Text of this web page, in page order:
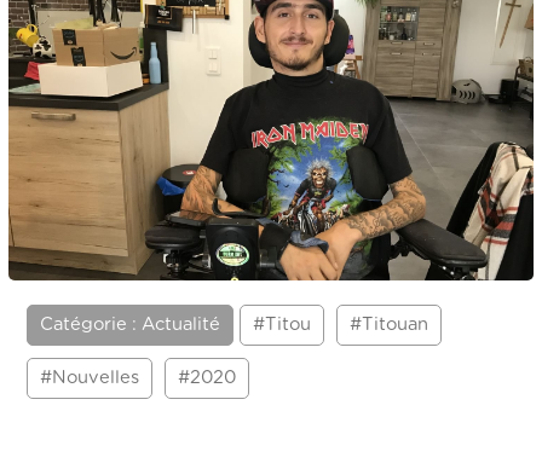
Catégorie : Actualité #Titou #Titouan
#Nouvelles #2020